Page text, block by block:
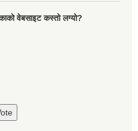
वेबसाइट कस्तो लग्यो?